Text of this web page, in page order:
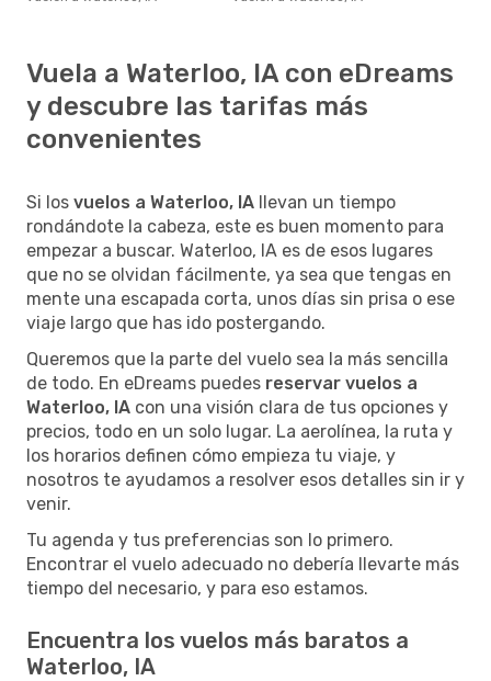
Vuela a Waterloo, IA con eDreams
y descubre las tarifas más
convenientes
Si los vuelos a Waterloo, IA llevan un tiempo
rondándote la cabeza, este es buen momento para
empezar a buscar. Waterloo, IA es de esos lugares
que no se olvidan fácilmente, ya sea que tengas en
mente una escapada corta, unos días sin prisa o ese
viaje largo que has ido postergando.
Queremos que la parte del vuelo sea la más sencilla
de todo. En eDreams puedes reservar vuelos a
Waterloo, IA con una visión clara de tus opciones y
precios, todo en un solo lugar. La aerolínea, la ruta y
los horarios definen cómo empieza tu viaje, y
nosotros te ayudamos a resolver esos detalles sin ir y
venir.
Tu agenda y tus preferencias son lo primero.
Encontrar el vuelo adecuado no debería llevarte más
tiempo del necesario, y para eso estamos.
Encuentra los vuelos más baratos a
Waterloo, IA